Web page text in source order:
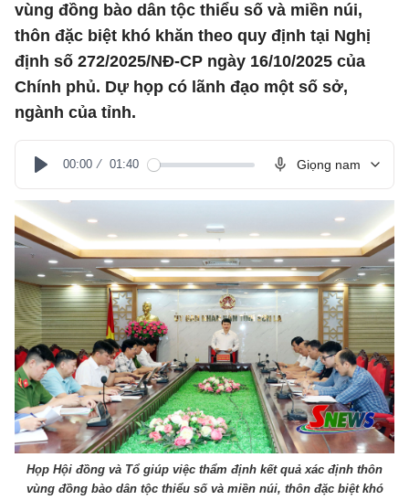
vùng đồng bào dân tộc thiểu số và miền núi,
thôn đặc biệt khó khăn theo quy định tại Nghị
định số 272/2025/NĐ-CP ngày 16/10/2025 của
Chính phủ. Dự họp có lãnh đạo một số sở,
ngành của tỉnh.
Play
00:00 01:40 Giọng nam
Họp Hội đồng và Tổ giúp việc thẩm định kết quả xác định thôn
vùng đồng bào dân tộc thiểu số và miền núi, thôn đặc biệt khó